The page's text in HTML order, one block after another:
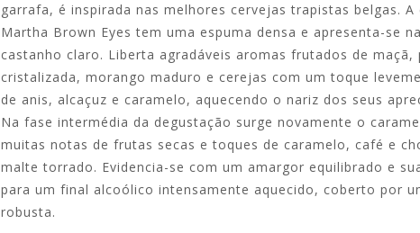
garrafa, é inspirada nas melhores cervejas trapistas belgas. A
Martha Brown Eyes tem uma espuma densa e apresenta-se
castanho claro. Liberta agradáveis ​​aromas frutados de maçã,
cristalizada, morango maduro e cerejas com um toque
de anis, alcaçuz e caramelo, aquecendo o nariz dos seus
Na fase intermédia da degustação surge novamente o
muitas notas de frutas secas e toques de caramelo, café e
malte torrado. Evidencia-se com um amargor equilibrado e
para um final alcoólico intensamente aquecido, coberto por
robusta.